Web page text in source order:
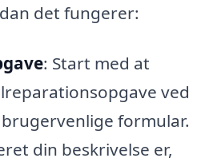
det fungerer:
: Start med at
ved
formular.
din beskrivelse er,